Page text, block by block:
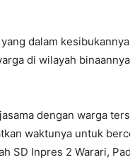
dalam
di wilayah
dengan warga
waktunya untuk
SD Inpres 2 Warari,